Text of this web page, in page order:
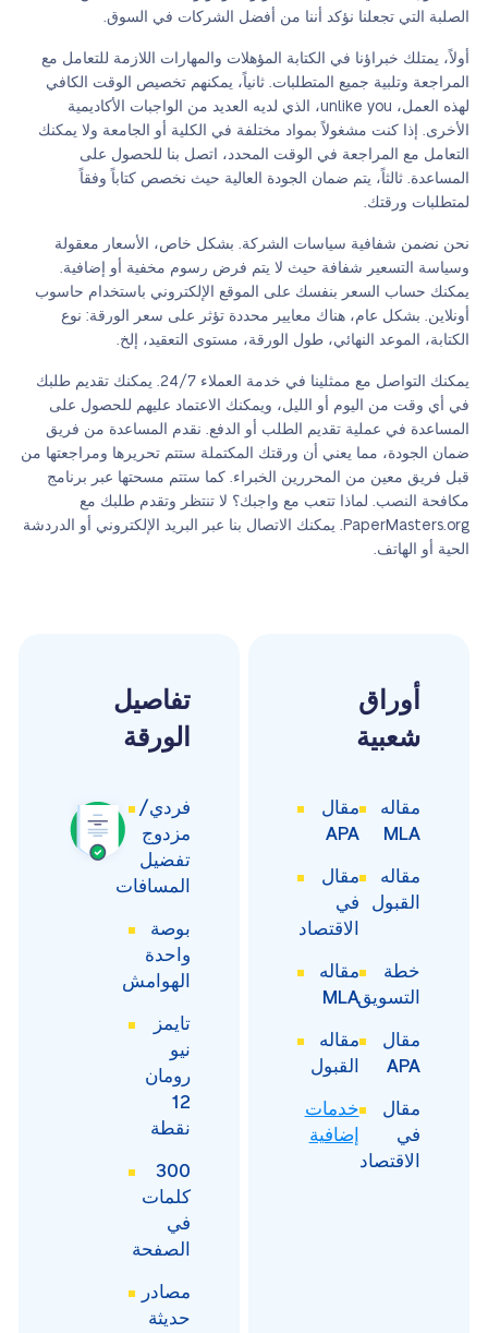
الصلبة التي تجعلنا نؤكد أننا من أفضل الشركات في السوق.
أولاً، يمتلك خبراؤنا في الكتابة المؤهلات والمهارات اللازمة للتعامل مع
المراجعة وتلبية جميع المتطلبات. ثانياً، يمكنهم تخصيص الوقت الكافي
لهذه العمل، unlike you، الذي لديه العديد من الواجبات الأكاديمية
الأخرى. إذا كنت مشغولاً بمواد مختلفة في الكلية أو الجامعة ولا يمكنك
التعامل مع المراجعة في الوقت المحدد، اتصل بنا للحصول على
المساعدة. ثالثاً، يتم ضمان الجودة العالية حيث نخصص كتاباً وفقاً
لمتطلبات ورقتك.
نحن نضمن شفافية سياسات الشركة. بشكل خاص، الأسعار معقولة
وسياسة التسعير شفافة حيث لا يتم فرض رسوم مخفية أو إضافية.
يمكنك حساب السعر بنفسك على الموقع الإلكتروني باستخدام حاسوب
أونلاين. بشكل عام، هناك معايير محددة تؤثر على سعر الورقة: نوع
الكتابة، الموعد النهائي، طول الورقة، مستوى التعقيد، إلخ.
يمكنك التواصل مع ممثلينا في خدمة العملاء 24/7. يمكنك تقديم طلبك
في أي وقت من اليوم أو الليل، ويمكنك الاعتماد عليهم للحصول على
المساعدة في عملية تقديم الطلب أو الدفع. نقدم المساعدة من فريق
ضمان الجودة، مما يعني أن ورقتك المكتملة ستتم تحريرها ومراجعتها من
قبل فريق معين من المحررين الخبراء. كما ستتم مسحتها عبر برنامج
مكافحة النصب. لماذا تتعب مع واجبك؟ لا تنتظر وتقدم طلبك مع
PaperMasters.org. يمكنك الاتصال بنا عبر البريد الإلكتروني أو الدردشة
الحية أو الهاتف.
أوراق
شعبية
مقاله
MLA
مقال
APA
مقاله
القبول
مقال
في
الاقتصاد
خطة
التسويق
مقاله
MLA
مقال
APA
مقاله
القبول
مقال
في
الاقتصاد
خدمات
إضافية
تفاصيل
الورقة
فردي/
مزدوج
تفضيل
المسافات
بوصة
واحدة
الهوامش
تايمز
نيو
رومان
12
نقطة
300
كلمات
في
الصفحة
مصادر
حديثة